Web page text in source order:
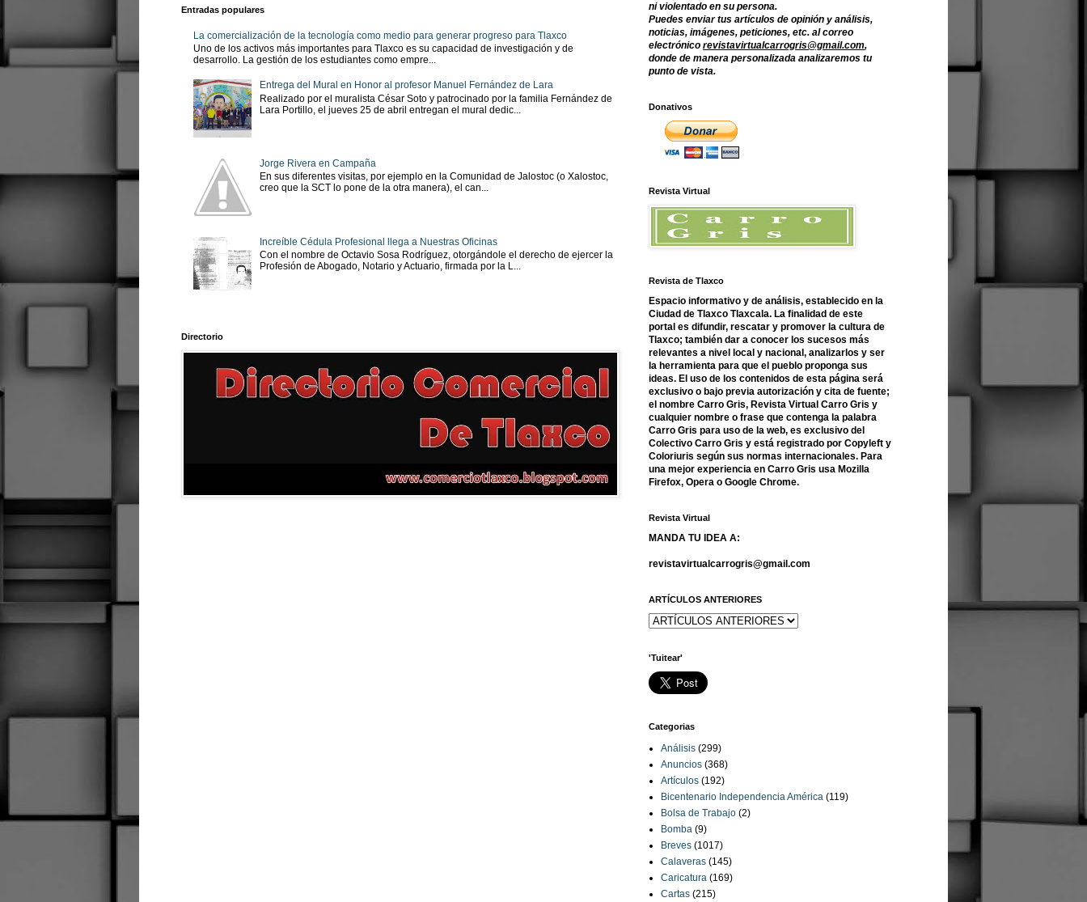
Entradas populares
La comercialización de la tecnología como medio para generar progreso para Tlaxco
Uno de los activos más importantes para Tlaxco es su capacidad de investigación y de
desarrollo. La gestión de los estudiantes como empre...
Entrega del Mural en Honor al profesor Manuel Fernández de Lara
Realizado por el muralista César Soto y patrocinado por la familia Fernández de
Lara Portillo, el jueves 25 de abril entregan el mural dedic...
Jorge Rivera en Campaña
En sus diferentes visitas, por ejemplo en la Comunidad de Jalostoc (o Xalostoc,
creo que la SCT lo pone de la otra manera), el can...
Increíble Cédula Profesional llega a Nuestras Oficinas
Con el nombre de Octavio Sosa Rodríguez, otorgándole el derecho de ejercer la
Profesión de Abogado, Notario y Actuario, firmada por la L...
Directorio
ni violentado en su persona.
Puedes enviar tus artículos de opinión y análisis,
noticias, imágenes, peticiones, etc. al correo
electrónico revistavirtualcarrogris@gmail.com,
donde de manera personalizada analizaremos tu
punto de vista.
Donativos
Revista Virtual
Revista de Tlaxco
Espacio informativo y de análisis, establecido en la
Ciudad de Tlaxco Tlaxcala. La finalidad de este
portal es difundir, rescatar y promover la cultura de
Tlaxco; también dar a conocer los sucesos más
relevantes a nivel local y nacional, analizarlos y ser
la herramienta para que el pueblo proponga sus
ideas. El uso de los contenidos de esta página será
exclusivo o bajo previa autorización y cita de fuente;
el nombre Carro Gris, Revista Virtual Carro Gris y
cualquier nombre o frase que contenga la palabra
Carro Gris para uso de la web, es exclusivo del
Colectivo Carro Gris y está registrado por Copyleft y
Coloriuris según sus normas internacionales. Para
una mejor experiencia en Carro Gris usa Mozilla
Firefox, Opera o Google Chrome.
Revista Virtual
MANDA TU IDEA A:
revistavirtualcarrogris@gmail.com
ARTÍCULOS ANTERIORES
'Tuitear'
Categorias
Análisis (299)
Anuncios (368)
Artículos (192)
Bicentenario Independencia América (119)
Bolsa de Trabajo (2)
Bomba (9)
Breves (1017)
Calaveras (145)
Caricatura (169)
Cartas (215)